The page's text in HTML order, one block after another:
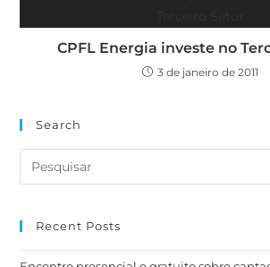
CPFL Energia investe no
3 de janeiro de 2011
Search
Recent Posts